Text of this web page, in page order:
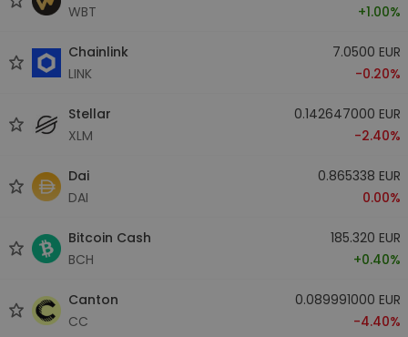
WBT
+1.00%
Chainlink
LINK
7.0500 EUR
-0.20%
Stellar
XLM
0.142647000 EUR
-2.40%
Dai
DAI
0.865338 EUR
0.00%
Bitcoin Cash
BCH
185.320 EUR
+0.40%
Canton
CC
0.089991000 EUR
-4.40%